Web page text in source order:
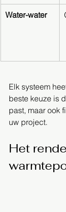
Water-water
Elk systeem
beste keuze is
past, maar ook
uw project.
Het